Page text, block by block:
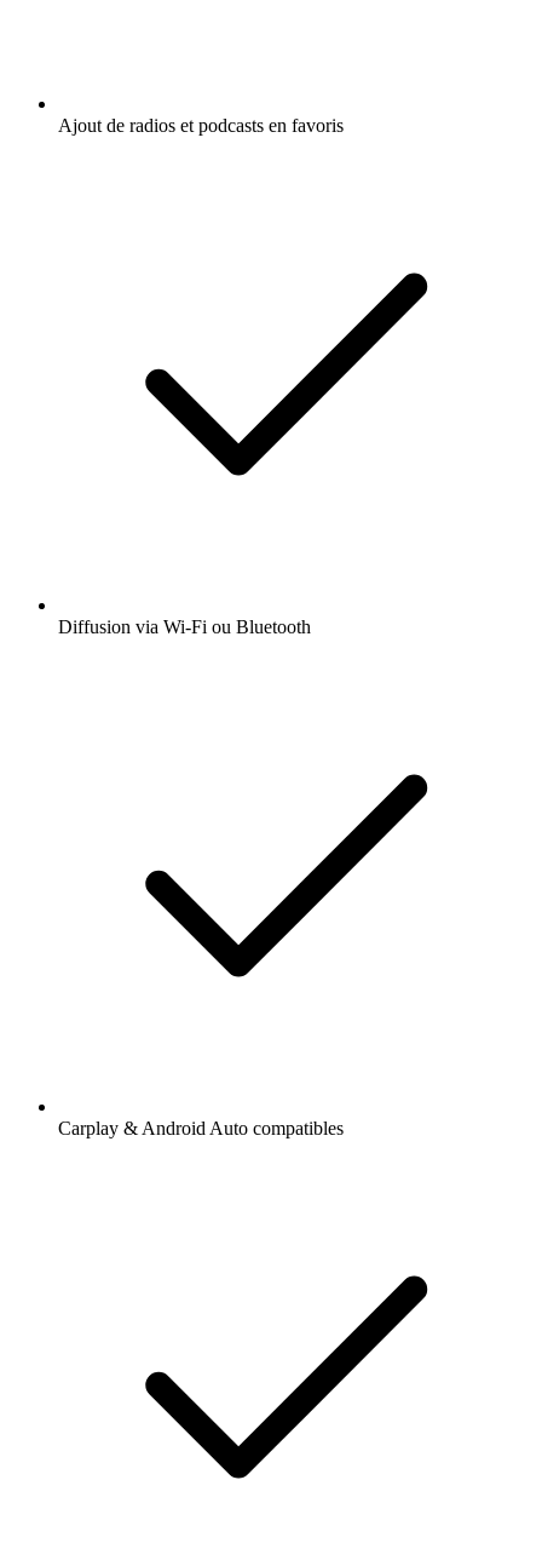
Ajout de radios et podcasts en favoris
Diffusion via Wi-Fi ou Bluetooth
Carplay & Android Auto compatibles